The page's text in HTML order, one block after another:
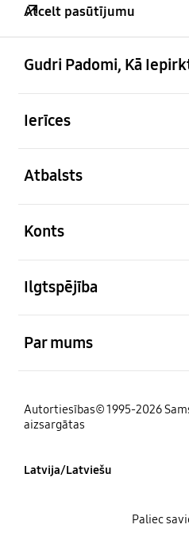
Atcelt pasūtījumu
Gudri Padomi, Kā
Ierīces
Atbalsts
Konts
Ilgtspējība
Par mums
Autortiesības© 1995-2026
aizsargātas
Latvija/Latviešu
Paliec